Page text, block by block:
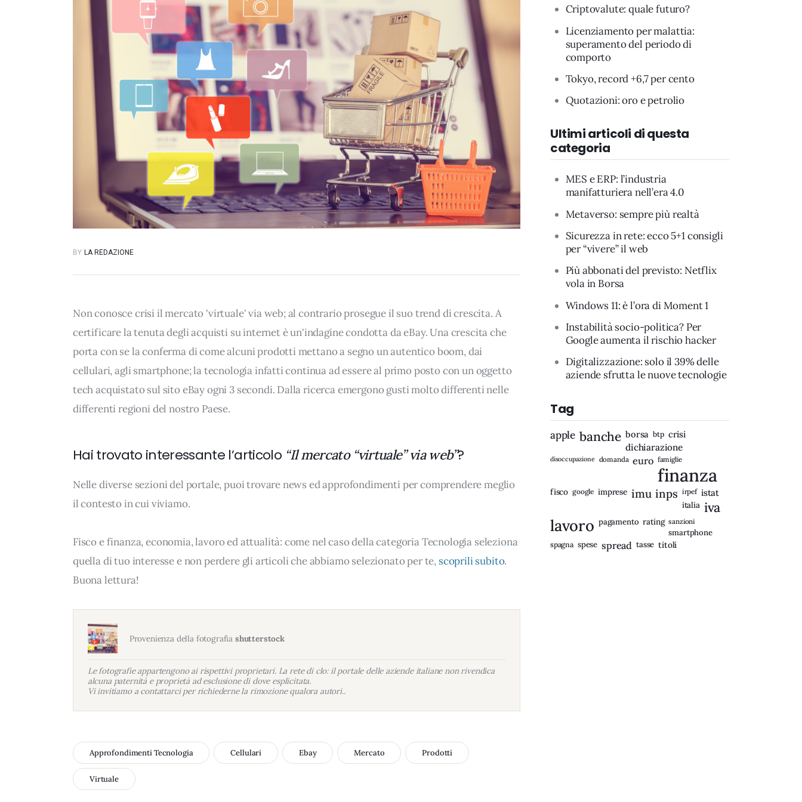
BY LA REDAZIONE
Non conosce crisi il mercato 'virtuale' via web; al contrario prosegue il suo trend di crescita. A
certificare la tenuta degli acquisti su internet è un'indagine condotta da eBay. Una crescita che
porta con se la conferma di come alcuni prodotti mettano a segno un autentico boom, dai
cellulari, agli smartphone; la tecnologia infatti continua ad essere al primo posto con un oggetto
tech acquistato sul sito eBay ogni 3 secondi. Dalla ricerca emergono gusti molto differenti nelle
differenti regioni del nostro Paese.
Hai trovato interessante l’articolo “Il mercato “virtuale” via web”?
Nelle diverse sezioni del portale, puoi trovare news ed approfondimenti per comprendere meglio
il contesto in cui viviamo.
Fisco e finanza, economia, lavoro ed attualità: come nel caso della categoria Tecnologia seleziona
quella di tuo interesse e non perdere gli articoli che abbiamo selezionato per te, scoprili subito.
Buona lettura!
Provenienza della fotografia shutterstock
Le fotografie appartengono ai rispettivi proprietari. La rete di clo: il portale delle aziende italiane non rivendica
alcuna paternità e proprietà ad esclusione di dove esplicitata.
Vi invitiamo a contattarci per richiederne la rimozione qualora autori..
Approfondimenti Tecnologia Cellulari Ebay Mercato Prodotti
Virtuale
Criptovalute: quale futuro?
Licenziamento per malattia:
superamento del periodo di
comporto
Tokyo, record +6,7 per cento
Quotazioni: oro e petrolio
Ultimi articoli di questa
categoria
MES e ERP: l’industria
manifatturiera nell’era 4.0
Metaverso: sempre più realtà
Sicurezza in rete: ecco 5+1 consigli
per “vivere” il web
Più abbonati del previsto: Netflix
vola in Borsa
Windows 11: è l’ora di Moment 1
Instabilità socio-politica? Per
Google aumenta il rischio hacker
Digitalizzazione: solo il 39% delle
aziende sfrutta le nuove tecnologie
Tag
apple banche borsa btp crisi
dichiarazione
disoccupazione domanda euro famiglie
finanza
fisco google imprese imu inps irpef istat
italia iva
lavoro pagamento rating sanzioni
smartphone
spagna spese spread tasse titoli